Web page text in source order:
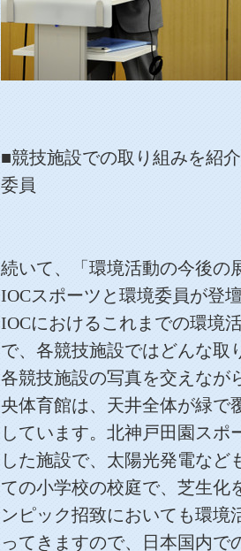
■競技施設での取り組みを紹
委員
続いて、「環境活動の今後の
IOCスポーツと環境委員が登
IOCにおけるこれまでの環境
で、各競技施設ではどんな取
各競技施設の写真を交えなが
央体育館は、天井全体が緑で
しています。北神戸田園スポ
した施設で、太陽光発電など
ての小学校の校庭で、芝生化
ンピック招致においても環境
ってきますので、日本国内で